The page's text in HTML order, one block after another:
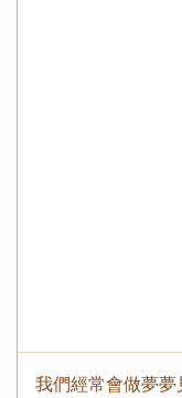
我們經常會做夢夢